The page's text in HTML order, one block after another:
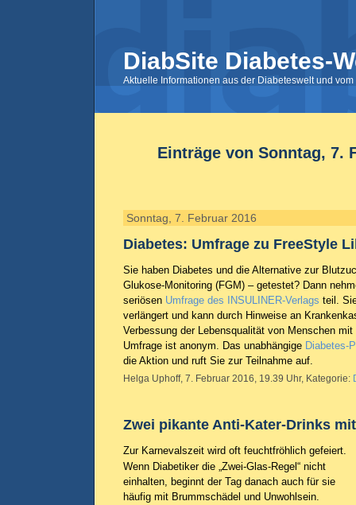
DiabSite Diabetes-
Aktuelle Informationen aus der Diabeteswelt und
Einträge von Sonntag, 7.
Sonntag, 7. Februar 2016
Diabetes: Umfrage zu FreeStyle
Sie haben Diabetes und die Alternative zur
Glukose-Monitoring (FGM) – getestet? Dann
seriösen Umfrage des INSULINER-Verlags teil.
verlängert und kann durch Hinweise an
Verbessung der Lebensqualität von Menschen
Umfrage ist anonym. Das unabhängige Diabetes-
die Aktion und ruft Sie zur Teilnahme auf.
Helga Uphoff, 7. Februar 2016, 19.39 Uhr, Kategorie:
Zwei pikante Anti-Kater-Drinks
Zur Karnevalszeit wird oft feuchtfröhlich gefeiert.
Wenn Diabetiker die „Zwei-Glas-Regel“ nicht
einhalten, beginnt der Tag danach auch für sie
häufig mit Brummschädel und Unwohlsein.